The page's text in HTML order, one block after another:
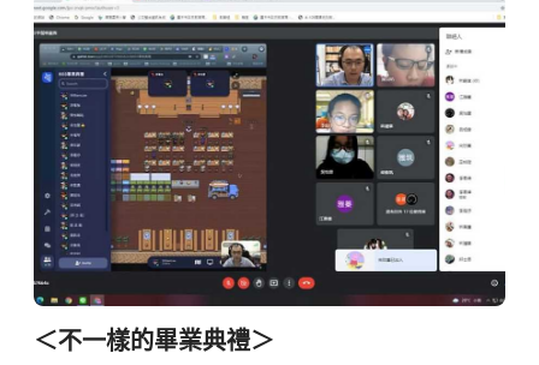
＜不一樣的畢業典禮＞